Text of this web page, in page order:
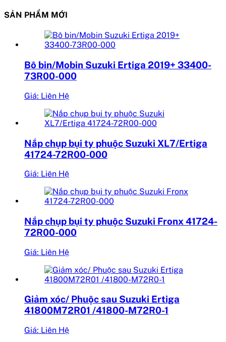
SẢN PHẨM MỚI
Bô bin/Mobin Suzuki Ertiga 2019+ 33400-
73R00-000
Giá: Liên Hệ
Nắp chụp bụi ty phuộc Suzuki XL7/Ertiga
41724-72R00-000
Giá: Liên Hệ
Nắp chụp bụi ty phuộc Suzuki Fronx 41724-
72R00-000
Giá: Liên Hệ
Giảm xóc/ Phuộc sau Suzuki Ertiga
41800M72R01 /41800-M72R0-1
Giá: Liên Hệ